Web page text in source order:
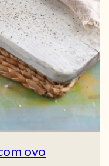
ovo